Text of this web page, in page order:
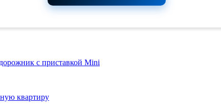
с приставкой Mini
квартиру